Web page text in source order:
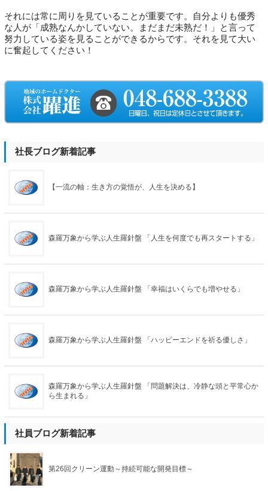
それには常に周りを見ていることが重要です。自分よりも優秀
な人が「成熟なんかしていない。まだまだ未熟だ！」と言って
努力している姿を見ることができるからです。それを見て大い
に奮起してください！
社長ブログ新着記事
【一流の軸：生き方の覚悟が、人生を決める】
森羅万象から学ぶ人生羅針盤 「人生を何度でも再スタートする」
森羅万象から学ぶ人生羅針盤 「幸福はいくらでも増やせる」
森羅万象から学ぶ人生羅針盤 「ハッピーエンドを祈る優しさ」
森羅万象から学ぶ人生羅針盤 「問題解決は、冷静な頭と平常心か
ら生まれる」
社員ブログ新着記事
第26回クリーン運動～持続可能な開発目標～